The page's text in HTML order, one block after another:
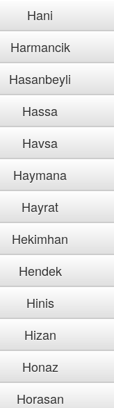
Hani
Harmancik
Hasanbeyli
Hassa
Havsa
Haymana
Hayrat
Hekimhan
Hendek
Hinis
Hizan
Honaz
Horasan